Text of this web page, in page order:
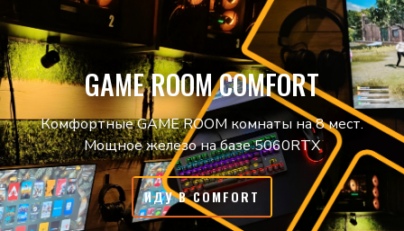
GAME ROOM COMFORT
Комфортные GAME ROOM комнаты на 8 мест.
Мощное железо на базе 5060RTX
ИДУ В COMFORT